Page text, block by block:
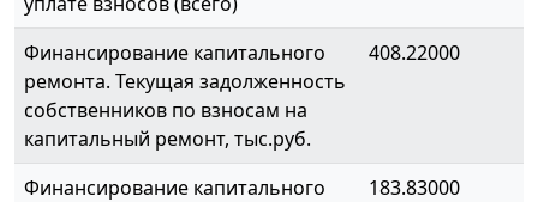
Финансирование капитального
ремонта. Текущая задолженность
собственников по взносам на
капитальный ремонт, тыс.руб.
408.22000
Финансирование капитального
183.83000